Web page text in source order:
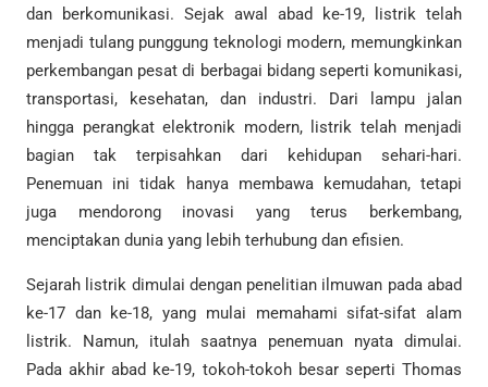
dan berkomunikasi. Sejak awal abad ke-19, listrik telah
menjadi tulang punggung teknologi modern, memungkinkan
perkembangan pesat di berbagai bidang seperti komunikasi,
transportasi, kesehatan, dan industri. Dari lampu jalan
hingga perangkat elektronik modern, listrik telah menjadi
bagian tak terpisahkan dari kehidupan sehari-hari.
Penemuan ini tidak hanya membawa kemudahan, tetapi
juga mendorong inovasi yang terus berkembang,
menciptakan dunia yang lebih terhubung dan efisien.
Sejarah listrik dimulai dengan penelitian ilmuwan pada abad
ke-17 dan ke-18, yang mulai memahami sifat-sifat alam
listrik. Namun, itulah saatnya penemuan nyata dimulai.
Pada akhir abad ke-19, tokoh-tokoh besar seperti Thomas